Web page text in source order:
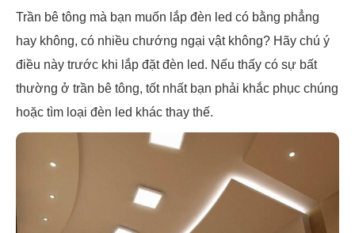
Trần bê tông mà bạn muốn lắp đèn led có bằng phẳng
hay không, có nhiều chướng ngại vật không? Hãy chú ý
điều này trước khi lắp đặt đèn led. Nếu thấy có sự bất
thường ở trần bê tông, tốt nhất bạn phải khắc phục chúng
hoặc tìm loại đèn led khác thay thế.